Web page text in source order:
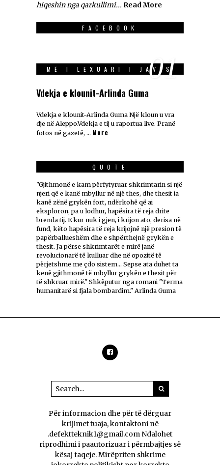
hiqeshin nga qarkullimi... Read More
FACEBOOK
MË I LEXUARI I JAVES
01
Vdekja e klounit-Arlinda Guma
Vdekja e klounit-Arlinda Guma Një kloun u vra
dje në Aleppo.Vdekja e tij u raportua live. Pranë
fotos në gazetë, … More
QUOTE
"Gjithmonë e kam përfytyruar shkrimtarin si një
njeri që e kanë mbyllur në një thes, dhe thesit ia
kanë zënë grykën fort, ndërkohë që ai
eksploron, pa u lodhur, hapësira të reja drite
brenda tij. E kur nuk i gjen, i krijon ato, derisa në
fund, këto hapësira të reja krijojnë një presion të
papërballueshëm dhe e shpërthejnë grykën e
thesit. Ja përse shkrimtarët e mirë janë
revolucionarë të kulluar dhe në opozitë të
përjetshme me çdo sistem... Sepse ata duhet ta
kenë gjithmonë të mbyllur grykën e thesit për
të shkruar mirë." Shkëputur nga romani "Terma
humanitarë si fjala bombardim." Arlinda Guma
Për informacion dhe për të dërguar
krijimet tuaja, kontaktoni në
.defektteknik1@gmail.com Ndalohet
riprodhimi i paautorizuar i përmbajtjes së
kësaj faqeje. Mirëpriten shkrime